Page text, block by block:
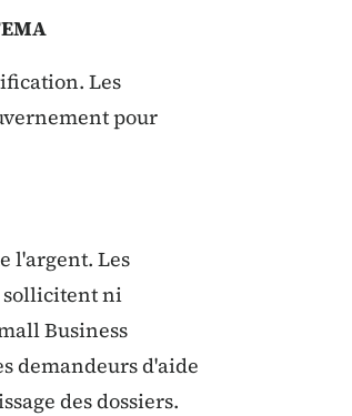
Les
pour
l'argent. Les
sollicitent ni
Business
demandeurs d'aide
des dossiers.